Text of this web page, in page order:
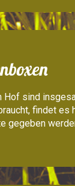
Hof sind
findet
gegeben